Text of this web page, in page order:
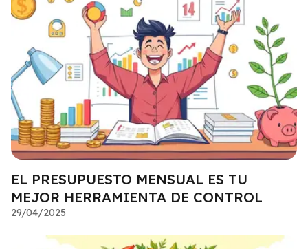
EL PRESUPUESTO MENSUAL ES TU
MEJOR HERRAMIENTA DE CONTROL
29/04/2025